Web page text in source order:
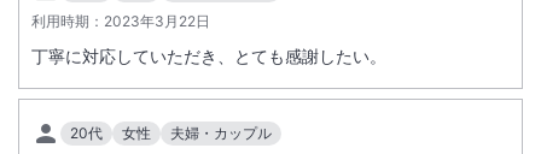
利用時期： 2023年3月22日
丁寧に対応していただき、とても感謝したい。
20代 女性
夫婦・カップル